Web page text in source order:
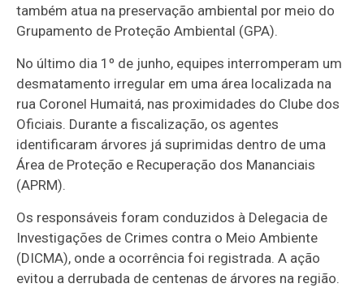
também atua na preservação ambiental por meio do
Grupamento de Proteção Ambiental (GPA).
No último dia 1º de junho, equipes interromperam um
desmatamento irregular em uma área localizada na
rua Coronel Humaitá, nas proximidades do Clube dos
Oficiais. Durante a fiscalização, os agentes
identificaram árvores já suprimidas dentro de uma
Área de Proteção e Recuperação dos Mananciais
(APRM).
Os responsáveis foram conduzidos à Delegacia de
Investigações de Crimes contra o Meio Ambiente
(DICMA), onde a ocorrência foi registrada. A ação
evitou a derrubada de centenas de árvores na região.